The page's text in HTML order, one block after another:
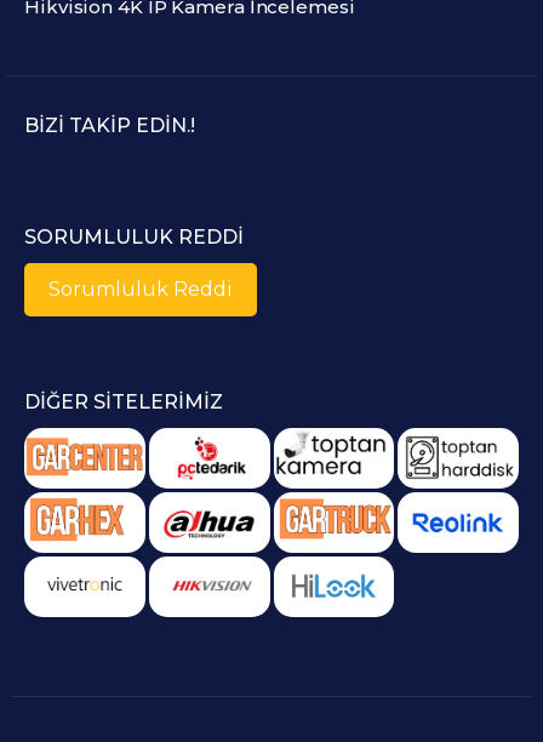
Hikvision 4K IP Kamera İncelemesi
BIZI TAKIP EDIN.!
SORUMLULUK REDDI
Sorumluluk Reddi
DIĞER SITELERIMIZ